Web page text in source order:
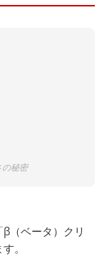
秘密
（ベータ）クリ
。